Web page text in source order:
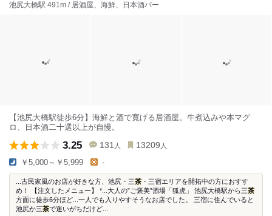
池尻大橋駅 491m / 居酒屋、海鮮、日本酒バー
【池尻大橋駅徒歩6分】海鮮と酒で寛げる居酒屋。牛煮込みや本マグ
ロ、日本酒二十選以上が自慢。
3.25 131 人 13209 人
￥5,000～￥5,999 -
...古民家風のお店が好きな方、池尻・三茶 ・三宿エリアを開拓中の方におすす
め！ 【注文したメニュー】 *...大人の”ご褒美”酒場「狐虎」 池尻大橋駅から三茶
方面に徒歩6分ほど...一人でも入りやすそうなお店でした。 三宿に住んでいると
池尻か三茶で迷いがちだけど...